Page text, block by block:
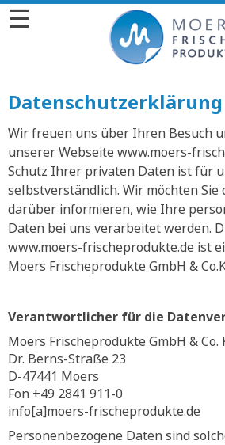
☰
Datenschutzerklärung
Wir freuen uns über Ihren Besuch
unserer Webseite www.moers-
Schutz Ihrer privaten Daten ist für
selbstverständlich. Wir möchten Sie
darüber informieren, wie Ihre
Daten bei uns verarbeitet werden.
www.moers-frischeprodukte.de ist
Moers Frischeprodukte GmbH &
Verantwortlicher für die
Moers Frischeprodukte GmbH & Co.
Dr. Berns-Straße 23
D-47441 Moers
Fon +49 2841 911-0
info[a]moers-frischeprodukte.de
Personenbezogene Daten sind